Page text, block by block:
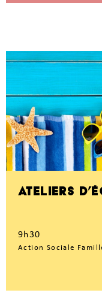
ATELIERS
9h30
Action Sociale